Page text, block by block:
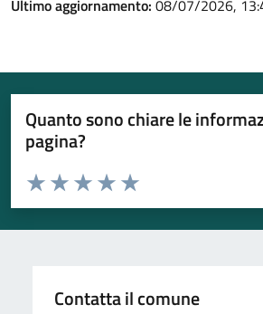
Ultimo aggiornamento: 08/07/2026,
Quanto sono chiare le
pagina?
Valuta da 1 a 5 stelle la pagina
Valuta 5 stelle su 5
Valuta 4 stelle su 5
Valuta 3 stelle su 5
Valuta 2 stelle su 5
Valuta 1 stelle su 5
Contatta il comune